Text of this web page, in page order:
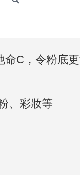
命C，令粉底
、彩妝等